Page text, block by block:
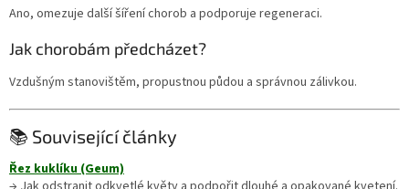
Ano, omezuje další šíření chorob a podporuje regeneraci.
Jak chorobám předcházet?
Vzdušným stanovištěm, propustnou půdou a správnou zálivkou.
📚 Související články
Řez kuklíku (Geum)